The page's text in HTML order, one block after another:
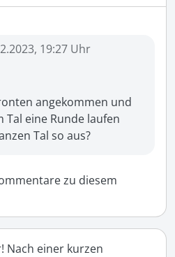
19:27 Uhr
angekommen und
eine Runde laufen
Tal so aus?
zu diesem
Nach einer kurzen